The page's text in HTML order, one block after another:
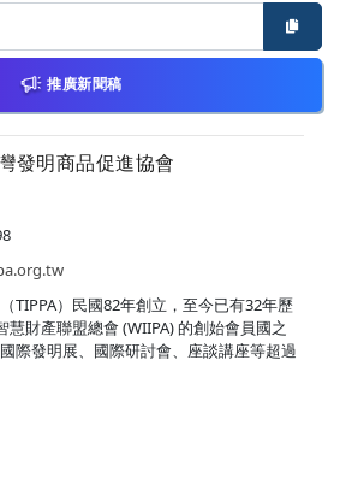
推廣新聞稿
發明商品促進協會
TIPPA）民國82年創立，至今已有32年歷
慧財產聯盟總會 (WIIPA) 的創始會員國之
際發明展、國際研討會、座談講座等超過